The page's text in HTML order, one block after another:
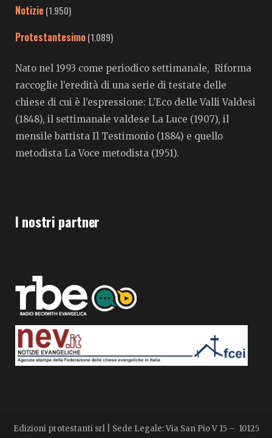
Notizie (1.950)
Protestantesimo(1.089)
Nato nel 1993 come periodico settimanale, Riforma
raccoglie l’eredità di una serie di testate delle
chiese di cui è l’espressione: L’Eco delle Valli Valdesi
(1848), il settimanale valdese La Luce (1907), il
mensile battista Il Testimonio (1884) e quello
metodista La Voce metodista (1951).
I nostri partner
Edizioni protestanti srl | Sede Legale: Via San Pio V 15 – 10125